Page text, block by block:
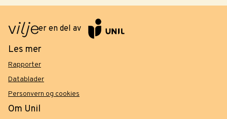
er en del av
Les mer
Rapporter
Datablader
Personvern og cookies
Om Unil